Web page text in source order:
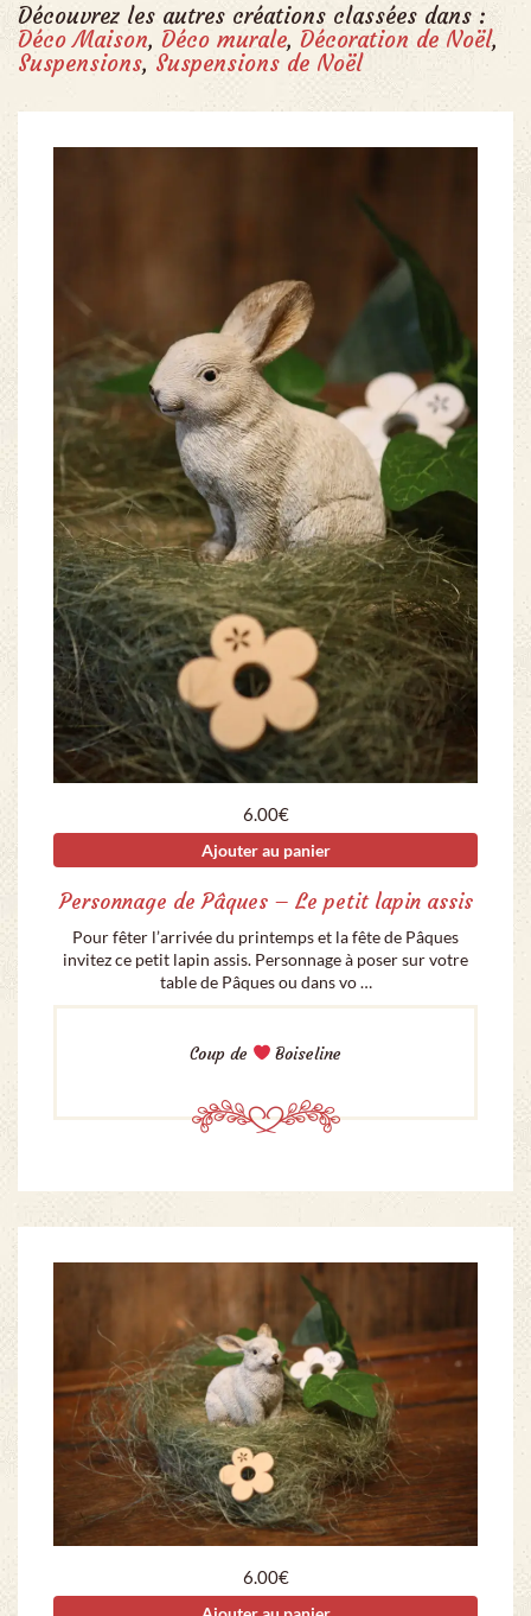
Découvrez les autres créations classées dans :
Déco Maison, Déco murale, Décoration de Noël,
Suspensions, Suspensions de Noël
6.00€
Ajouter au panier
Personnage de Pâques – Le petit lapin assis
Pour fêter l’arrivée du printemps et la fête de Pâques
invitez ce petit lapin assis. Personnage à poser sur votre
table de Pâques ou dans vo …
Coup de Boiseline
6.00€